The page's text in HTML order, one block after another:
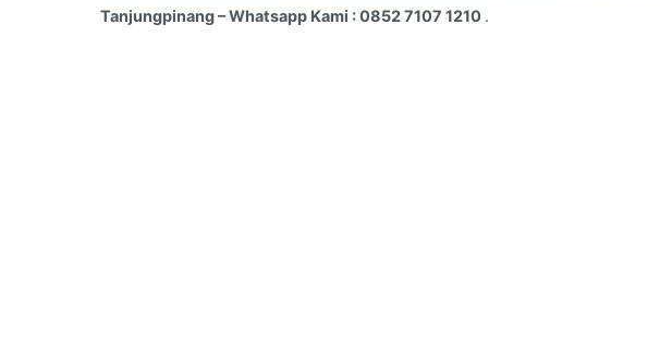
Tanjungpinang
Tanjungpinang – Whatsapp Kami : 0852 7107 1210 .